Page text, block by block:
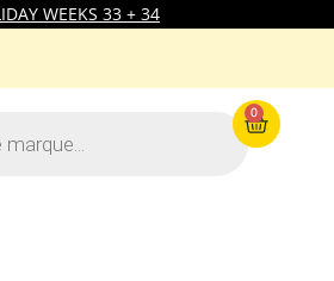
WEEKS 33 + 34
0